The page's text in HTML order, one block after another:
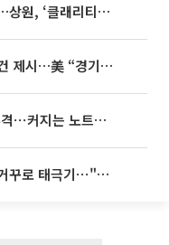
미국, 가상자산 포괄 규제 속도…상원, ‘클래리티법’ 9월 절차투표 추진
이란, 미국에 호르무즈 합의 조건 제시…美 “경기 아직 안 끝나” [종합]
맥북 품은 삼성에 ‘중국산’ 맹추격⋯커지는 노트북 OLED 시장
서경덕 교수, 김희철도 분노한 거꾸로 태극기⋯"엉터리는 아냐, 아쉬울 뿐"